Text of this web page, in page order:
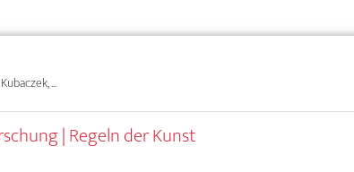
...
| Regeln der Kunst